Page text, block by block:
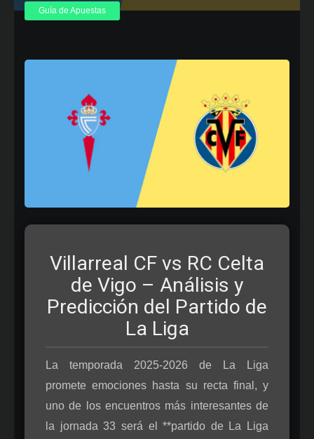
Guía de Apuestas
Villarreal CF vs RC Celta
de Vigo – Análisis y
Predicción del Partido de
La Liga
La temporada 2025-2026 de La Liga
promete emociones hasta su recta final, y
uno de los encuentros más interesantes de
la jornada 33 será el **partido de La Liga